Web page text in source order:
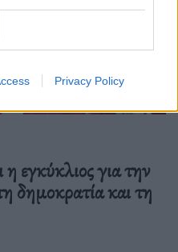
Privacy Policy
εγκύκλιος για την
δημοκρατία και τη